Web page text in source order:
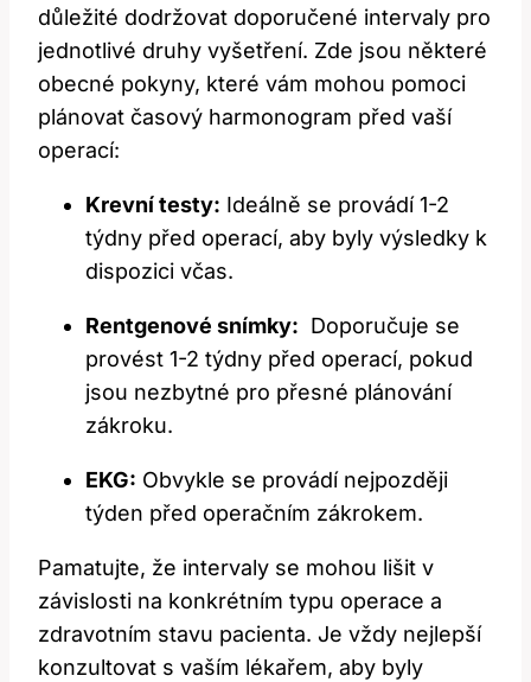
důležité dodržovat doporučené intervaly pro
jednotlivé druhy vyšetření. Zde jsou některé
obecné pokyny, které vám mohou pomoci
plánovat časový‌ harmonogram ⁢před vaší
operací:
Krevní testy: Ideálně ⁤se provádí 1-2⁣
týdny před operací, aby ⁣byly výsledky⁣ k
dispozici ⁣včas.
Rentgenové snímky: ​ Doporučuje se
provést 1-2 týdny před operací, pokud
jsou nezbytné pro přesné plánování
zákroku.
EKG: Obvykle ⁣se provádí nejpozději
týden před operačním zákrokem.
Pamatujte,⁣ že intervaly se​ mohou lišit v
závislosti‍ na konkrétním typu operace a
zdravotním stavu pacienta. Je vždy nejlepší
konzultovat s vaším lékařem, aby byly